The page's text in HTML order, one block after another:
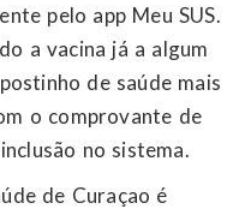
pelo app Meu SUS.
a vacina já a algum
de saúde mais
o comprovante de
no sistema.
de Curaçao é